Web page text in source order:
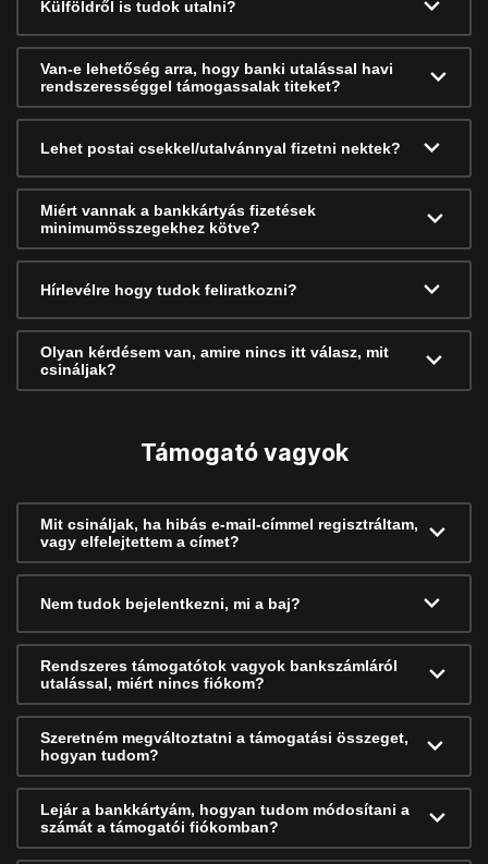
Külföldről is tudok utalni?
Van-e lehetőség arra, hogy banki utalással havi
rendszerességgel támogassalak titeket?
Lehet postai csekkel/utalvánnyal fizetni nektek?
Miért vannak a bankkártyás fizetések
minimumösszegekhez kötve?
Hírlevélre hogy tudok feliratkozni?
Olyan kérdésem van, amire nincs itt válasz, mit
csináljak?
Támogató vagyok
Mit csináljak, ha hibás e-mail-címmel regisztráltam,
vagy elfelejtettem a címet?
Nem tudok bejelentkezni, mi a baj?
Rendszeres támogatótok vagyok bankszámláról
utalással, miért nincs fiókom?
Szeretném megváltoztatni a támogatási összeget,
hogyan tudom?
Lejár a bankkártyám, hogyan tudom módosítani a
számát a támogatói fiókomban?